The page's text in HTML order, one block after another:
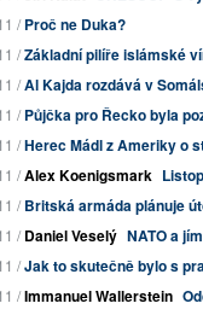
/Proč ne Duka?
/Základní pilíře islámské
/Al Kajda rozdává v
/Půjčka pro Řecko byla
/Herec Mádl z Ameriky o
/Alex Koenigsmark
/Britská armáda plánuje
/Daniel Veselý NATO a
/Jak to skutečně bylo s
/Immanuel Wallerstein